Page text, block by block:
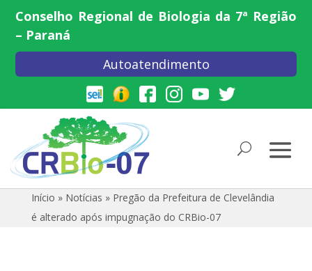
Conselho Regional de Biologia da 7ª Região
– Paraná
Autoatendimento
Início » Notícias » Pregão da Prefeitura de Clevelândia
é alterado após impugnação do CRBio-07